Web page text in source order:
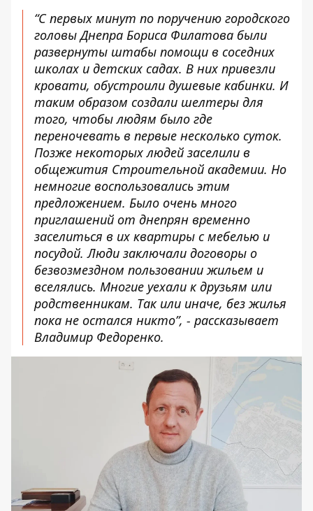
“С первых минут по поручению городского
головы Днепра Бориса Филатова были
развернуты штабы помощи в соседних
школах и детских садах. В них привезли
кровати, обустроили душевые кабинки. И
таким образом создали шелтеры для
того, чтобы людям было где
переночевать в первые несколько суток.
Позже некоторых людей заселили в
общежития Строительной академии. Но
немногие воспользовались этим
предложением. Было очень много
приглашений от днепрян временно
заселиться в их квартиры с мебелью и
посудой. Люди заключали договоры о
безвозмездном пользовании жильем и
вселялись. Многие уехали к друзьям или
родственникам. Так или иначе, без жилья
пока не остался никто”, - рассказывает
Владимир Федоренко.